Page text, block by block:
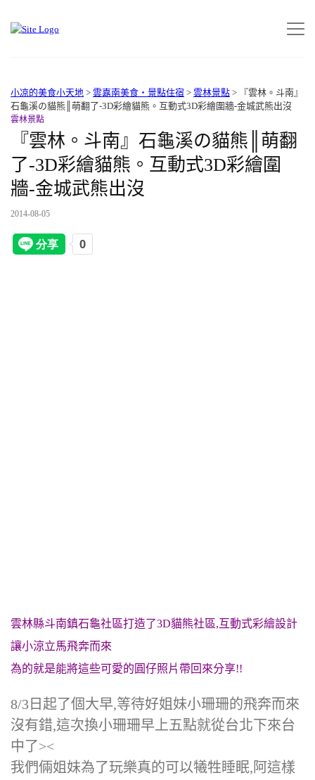
小凉的美食小天地 > 雲嘉南美食‧景點住宿 > 雲林景點 >
『雲林。斗南』
石龜溪の貓熊║萌翻了-3D彩繪貓熊。互動式3D彩繪圍牆-金城武熊出沒
雲林景點
『雲林。斗南』石龜溪の貓熊║萌翻
了-3D彩繪貓熊。互動式3D彩繪圍
牆-金城武熊出沒
2014-08-05
雲林縣斗南鎮石龜社區打造了3D貓熊社區,互動式彩繪設計
讓小涼立馬飛奔而來
為的就是能將這些可愛的圓仔照片帶回來分享!!
8/3日起了個大早,等待好姐妹小珊珊的飛奔而來
沒有錯,這次換小珊珊早上五點就從台北下來台
中了><
我們倆姐妹為了玩樂真的可以犧牲睡眠,阿這樣